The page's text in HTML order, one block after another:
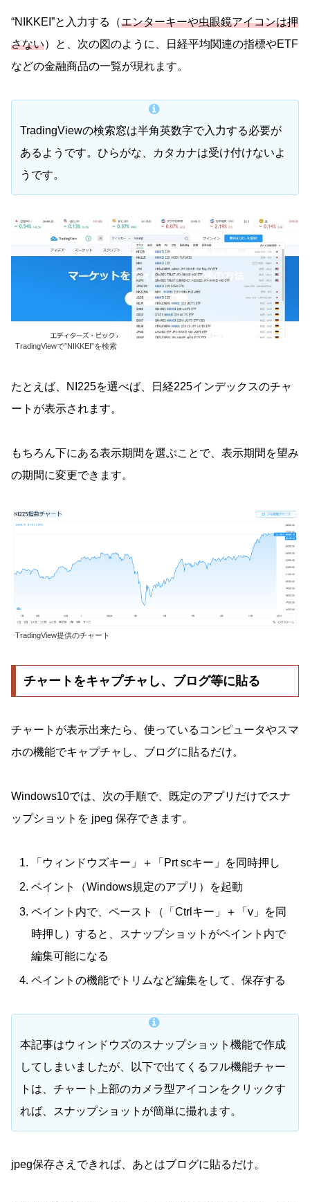
“NIKKEI”と入力する（エンターキーや虫眼鏡アイコンは押
さない）と、次の図のように、日経平均関連の指標やETF
などの金融商品の一覧が現れます。
TradingViewの検索窓は半角英数字で入力する必要が
あるようです。ひらがな、カタカナは受け付けないよ
うです。
TradingViewで”NIKKEI”を検索
たとえば、NI225を選べば、日経225インデックスのチャ
ートが表示されます。
もちろん下にある表示期間を選ぶことで、表示期間を望み
の期間に変更できます。
TradingView提供のチャート
チャートをキャプチャし、ブログ等に貼る
チャートが表示出来たら、使っているコンピュータやスマ
ホの機能でキャプチャし、ブログに貼るだけ。
Windows10では、次の手順で、既定のアプリだけでスナ
ップショットを jpeg 保存できます。
「ウィンドウズキー」＋「Prt scキー」を同時押し
ペイント（Windows規定のアプリ）を起動
ペイント内で、ペースト（「Ctrlキー」＋「v」を同
時押し）すると、スナップショットがペイント内で
編集可能になる
ペイントの機能でトリムなど編集をして、保存する
本記事はウィンドウズのスナップショット機能で作成
してしまいましたが、以下で出てくるフル機能チャー
トは、チャート上部のカメラ型アイコンをクリックす
れば、スナップショットが簡単に撮れます。
jpeg保存さえできれば、あとはブログに貼るだけ。